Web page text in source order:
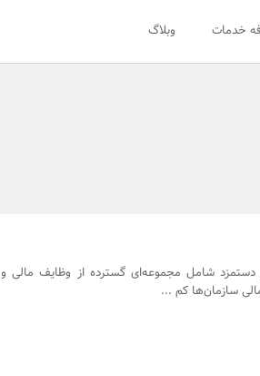
خدمات وبلاگ
شامل مجموعه‌ای گسترده از وظایف مالی و
سازمان‌ها کم ...